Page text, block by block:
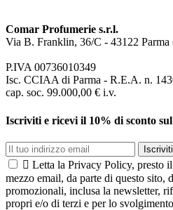
Comar Profumerie s.r.l.
Via B. Franklin, 36/C - 43122 Parma
P.IVA 00736010349
Isc. CCIAA di Parma - R.E.A. n.
cap. soc. 99.000,00 € i.v.
Iscriviti e ricevi il 10% di sconto
Iscriviti
 Letta la Privacy Policy, presto
mezzo email, da parte di questo
promozionali, inclusa la newsletter,
propri e/o di terzi e per lo